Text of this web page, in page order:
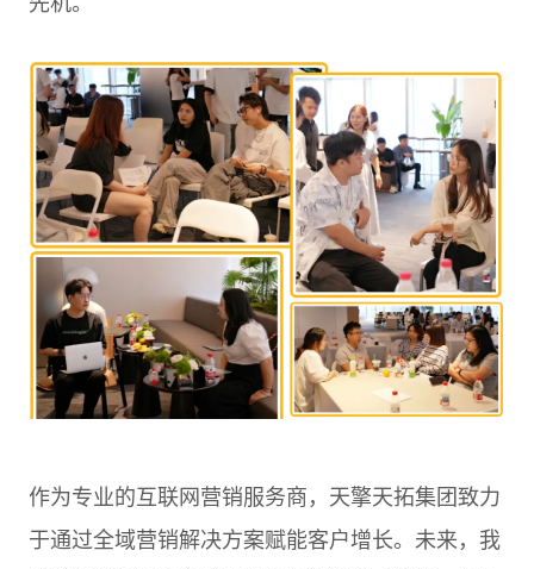
作为专业的互联网营销服务商，天擎天拓集团致力
于通过全域营销解决方案赋能客户增长。未来，我